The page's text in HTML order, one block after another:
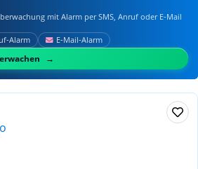
mit Alarm per SMS, Anruf oder E‑Mail
E‑Mail‑Alarm